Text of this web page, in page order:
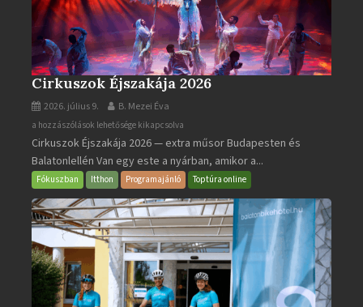
Cirkuszok Éjszakája 2026
2026. július 9. B. Mezei Éva
Cirkuszok
Éjszakája
2026
bejegyzéshez
a hozzászólások lehetősége kikapcsolva
Cirkuszok Éjszakája 2026 — extra műsor Budapesten és
Balatonlellén Van egy este a nyárban, amikor a...
Fókuszban Itthon Programajánló Toptúra online